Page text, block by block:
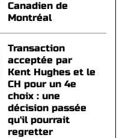
Canadien de
Montréal
Transaction
acceptée par
Kent Hughes et le
CH pour un 4e
choix : une
décision passée
qu'il pourrait
regretter